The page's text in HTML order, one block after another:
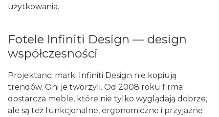
użytkowania.
Fotele Infiniti Design — design
współczesności
Projektanci marki Infiniti Design nie kopiują
trendów. Oni je tworzyli. Od 2008 roku firma
dostarcza meble, które nie tylko wyglądają dobrze,
ale są też funkcjonalne, ergonomiczne i przyjazne